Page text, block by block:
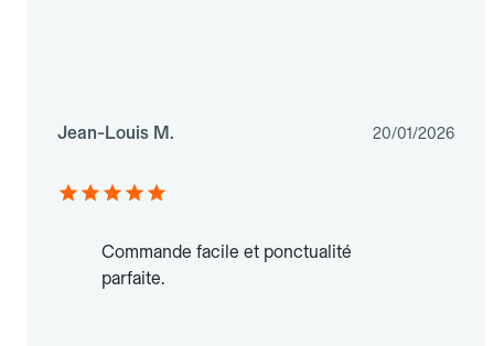
Jean-Louis M. 20/01/2026
Commande facile et ponctualité
parfaite.